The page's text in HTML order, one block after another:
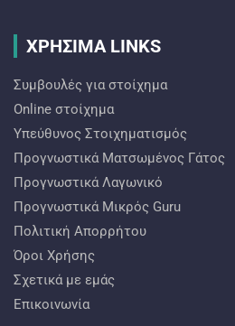
ΧΡΗΣΙΜΑ LINKS
Συμβουλές για στοίχημα
Online στοίχημα
Υπεύθυνος Στοιχηματισμός
Προγνωστικά Ματσωμένος Γάτος
Προγνωστικά Λαγωνικό
Προγνωστικά Mικρός Guru
Πολιτική Απορρήτου
Όροι Χρήσης
Σχετικά με εμάς
Επικοινωνία